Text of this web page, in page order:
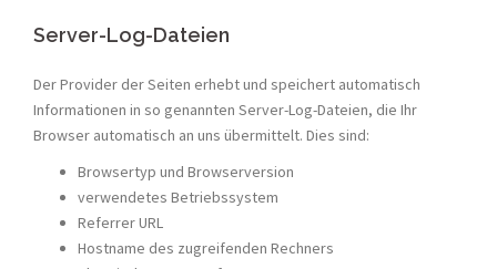
Server-Log-Dateien
Der Provider der Seiten erhebt und speichert automatisch
Informationen in so genannten Server-Log-Dateien, die Ihr
Browser automatisch an uns übermittelt. Dies sind:
Browsertyp und Browserversion
verwendetes Betriebssystem
Referrer URL
Hostname des zugreifenden Rechners